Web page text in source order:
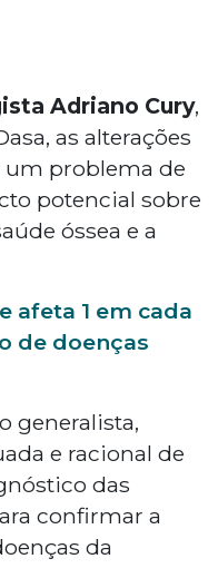
Adriano Cury,
as alterações
um problema de
potencial sobre
óssea e a
afeta 1 em cada
de doenças
generalista,
e racional de
das
confirmar a
da